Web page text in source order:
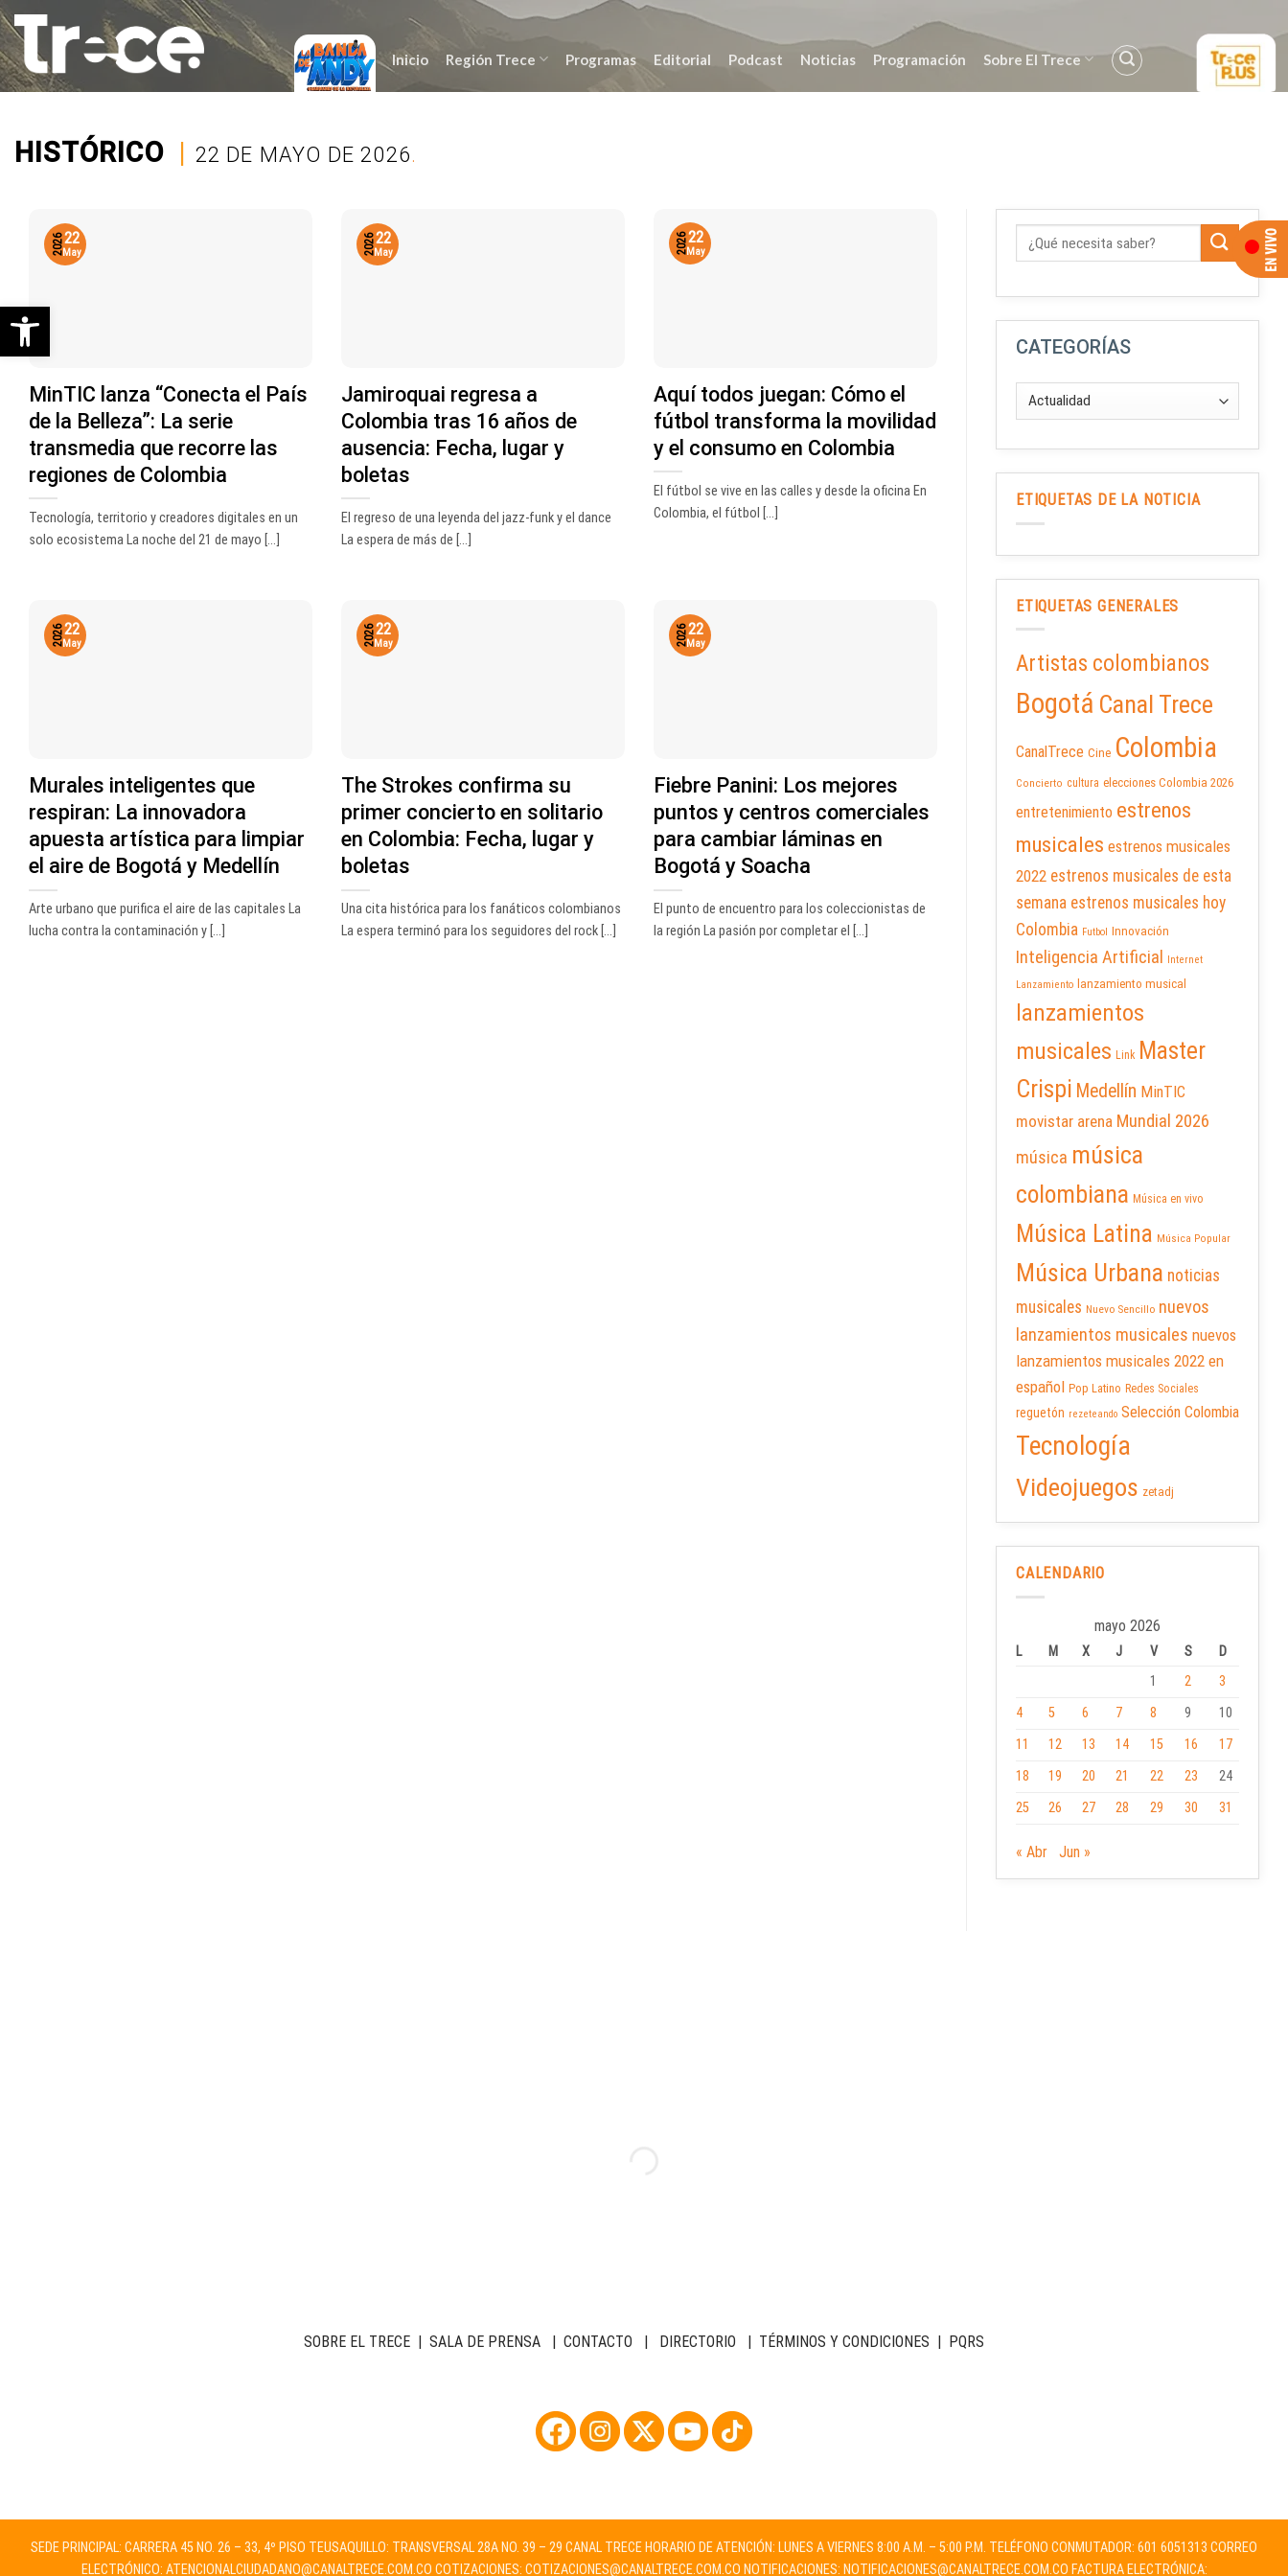
Saltar
al
contenido
Inicio Región Trece Programas Editorial Podcast Noticias Programación Sobre El Trece
HISTÓRICO | 22 DE MAYO DE 2026.
MinTIC lanza “Conecta el País
de la Belleza”: La serie
transmedia que recorre las
regiones de Colombia
Tecnología, territorio y creadores digitales en un
solo ecosistema La noche del 21 de mayo [...]
22
May
2026
Jamiroquai regresa a
Colombia tras 16 años de
ausencia: Fecha, lugar y
boletas
El regreso de una leyenda del jazz-funk y el dance
La espera de más de [...]
22
May
2026
Aquí todos juegan: Cómo el
fútbol transforma la movilidad
y el consumo en Colombia
El fútbol se vive en las calles y desde la oficina En
Colombia, el fútbol [...]
22
May
2026
Murales inteligentes que
respiran: La innovadora
apuesta artística para limpiar
el aire de Bogotá y Medellín
Arte urbano que purifica el aire de las capitales La
lucha contra la contaminación y [...]
22
May
2026
The Strokes confirma su
primer concierto en solitario
en Colombia: Fecha, lugar y
boletas
Una cita histórica para los fanáticos colombianos
La espera terminó para los seguidores del rock [...]
22
May
2026
Fiebre Panini: Los mejores
puntos y centros comerciales
para cambiar láminas en
Bogotá y Soacha
El punto de encuentro para los coleccionistas de
la región La pasión por completar el [...]
22
May
2026
CATEGORÍAS
ETIQUETAS DE LA NOTICIA
ETIQUETAS GENERALES
Artistas colombianos
Bogotá Canal Trece
CanalTrece Cine Colombia
Concierto cultura elecciones Colombia 2026
entretenimiento estrenos
musicales estrenos musicales
2022 estrenos musicales de esta
semana estrenos musicales hoy
Colombia Futbol Innovación
Inteligencia Artificial
Internet
Lanzamiento
lanzamiento musical
lanzamientos
musicales Link Master
Crispi Medellín MinTIC
movistar arena Mundial 2026
música música
colombiana Música en vivo
Música Latina Música Popular
Música Urbana noticias
musicales Nuevo Sencillo nuevos
lanzamientos musicales nuevos
lanzamientos musicales 2022 en
español Pop Latino Redes Sociales
reguetón rezeteando Selección Colombia
Tecnología
Videojuegos zetadj
CALENDARIO
mayo 2026
L M X J V S
D
1
2
3
4
5 6 7 8 9
10
11
12 13 14 15 16
17
18
19 20 21 22 23
24
25
26 27 28 29 30 31
« Abr Jun »
SOBRE EL TRECE | SALA DE PRENSA | CONTACTO | DIRECTORIO | TÉRMINOS Y CONDICIONES | PQRS
SEDE PRINCIPAL: CARRERA 45 NO. 26 – 33, 4º PISO TEUSAQUILLO: TRANSVERSAL 28A NO. 39 – 29 CANAL TRECE HORARIO DE ATENCIÓN: LUNES A VIERNES 8:00 A.M. – 5:00 P.M. TELÉFONO CONMUTADOR: 601 6051313 CORREO
ELECTRÓNICO: ATENCIONALCIUDADANO@CANALTRECE.COM.CO COTIZACIONES: COTIZACIONES@CANALTRECE.COM.CO NOTIFICACIONES: NOTIFICACIONES@CANALTRECE.COM.CO FACTURA ELECTRÓNICA:
Abrir barra de herramientas